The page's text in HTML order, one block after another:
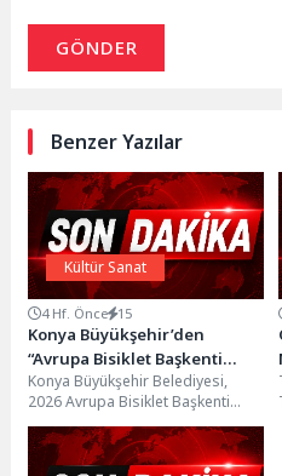
GÖNDER
Benzer Yazılar
Kültür Sanat
4 Hf. Önce 15
Konya Büyükşehir’den
“Avrupa Bisiklet Başkenti
Konya” Temalı Fotoğraf
Yarışması
Konya Büyükşehir Belediyesi,
2026 Avrupa Bisiklet Başkenti
Konya’da ödüllü fotoğraf
yarışması başlattı. Son başvuru
tarihi...